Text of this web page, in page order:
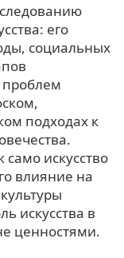
его
социальных
проблем
подходах к
искусство
влияние на
искусства в
ценностями.